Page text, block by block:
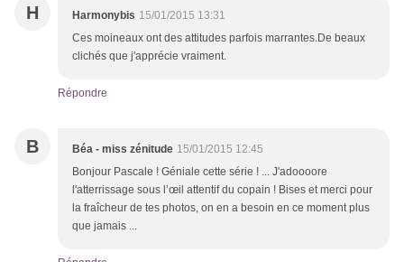
H Harmonybis 15/01/2015 13:31
Ces moineaux ont des attitudes parfois marrantes.De beaux
clichés que j'apprécie vraiment.
Répondre
B Béa - miss zénitude 15/01/2015 12:45
Bonjour Pascale ! Géniale cette série ! ... J'adoooore
l'atterrissage sous l’œil attentif du copain ! Bises et merci pour
la fraîcheur de tes photos, on en a besoin en ce moment plus
que jamais ...